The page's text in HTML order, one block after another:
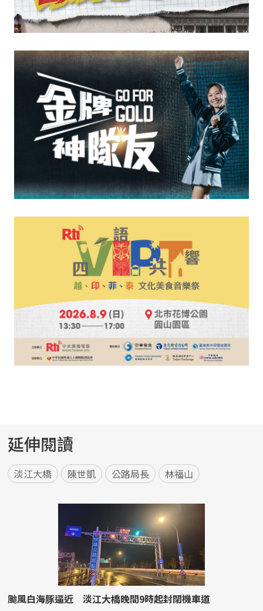
延伸閱讀
淡江大橋 陳世凱 公路局長 林福山
颱風白海豚逼近 淡江大橋晚間9時起封閉機車道